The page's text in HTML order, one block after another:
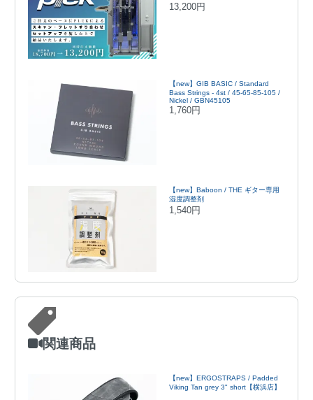
13,200円
【new】GIB BASIC / Standard
Bass Strings - 4st / 45-65-85-105 /
Nickel / GBN45105
1,760円
【new】Baboon / THE ギター専用
湿度調整剤
1,540円
関連商品
【new】ERGOSTRAPS / Padded
Viking Tan grey 3" short【横浜店】